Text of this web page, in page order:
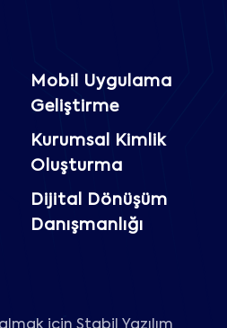
Mobil Uygulama
Geliştirme
Kurumsal Kimlik
Oluşturma
Dijital Dönüşüm
Danışmanlığı